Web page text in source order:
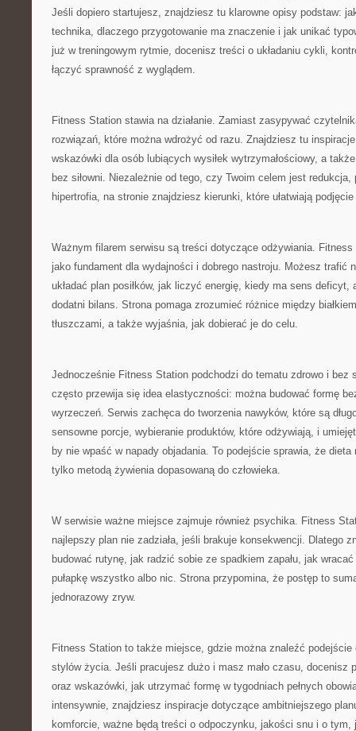
Jeśli dopiero startujesz, znajdziesz tu klarowne opisy podstaw:
technika, dlaczego przygotowanie ma znaczenie i jak unikać
już w treningowym rytmie, docenisz treści o układaniu cykli,
łączyć sprawność z wyglądem.
Fitness Station stawia na działanie. Zamiast zasypywać
rozwiązań, które można wdrożyć od razu. Znajdziesz tu inspiracje
wskazówki dla osób lubiących wysiłek wytrzymałościowy, a
bez siłowni. Niezależnie od tego, czy Twoim celem jest
hipertrofia, na stronie znajdziesz kierunki, które ułatwiają
Ważnym filarem serwisu są treści dotyczące odżywiania.
jako fundament dla wydajności i dobrego nastroju. Możesz trafić
układać plan posiłków, jak liczyć energię, kiedy ma sens deficyt,
dodatni bilans. Strona pomaga zrozumieć różnice między
tłuszczami, a także wyjaśnia, jak dobierać je do celu.
Jednocześnie Fitness Station podchodzi do tematu zdrowo i bez
często przewija się idea elastyczności: można budować formę
wyrzeczeń. Serwis zachęca do tworzenia nawyków, które są
sensowne porcje, wybieranie produktów, które odżywiają, i
by nie wpaść w napady objadania. To podejście sprawia, że
tylko metodą żywienia dopasowaną do człowieka.
W serwisie ważne miejsce zajmuje również psychika. Fitness
najlepszy plan nie zadziała, jeśli brakuje konsekwencji. Dlatego
budować rutynę, jak radzić sobie ze spadkiem zapału, jak
pułapkę wszystko albo nic. Strona przypomina, że postęp to
jednorazowy zryw.
Fitness Station to także miejsce, gdzie można znaleźć podejście
stylów życia. Jeśli pracujesz dużo i masz mało czasu, docenisz
oraz wskazówki, jak utrzymać formę w tygodniach pełnych
intensywnie, znajdziesz inspiracje dotyczące ambitniejszego
komforcie, ważne będą treści o odpoczynku, jakości snu i o tym,